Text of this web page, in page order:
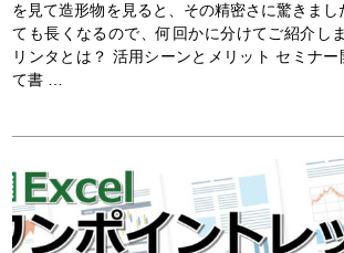
を見て造形物を見ると、その精密さに驚きまし
ても長くなるので、何回かに分けてご紹介し
リンタとは？ 活用シーンとメリット セミナ
て書 …